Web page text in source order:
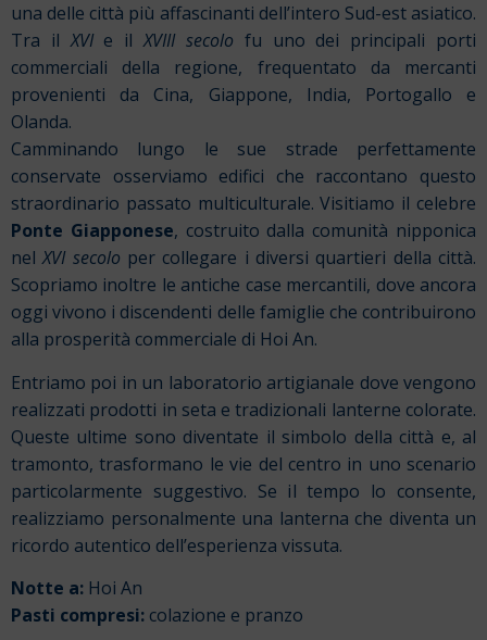
una delle città più affascinanti dell’intero Sud-est asiatico.
Tra ilXVIe ilXVIII secolo fu uno dei principali porti
commerciali della regione, frequentato da mercanti
provenienti da Cina, Giappone, India, Portogallo e
Olanda.
Camminando lungo le sue strade perfettamente
conservate osserviamo edifici che raccontano questo
straordinario passato multiculturale. Visitiamo il celebre
Ponte Giapponese, costruito dalla comunità nipponica
nelXVI secolo per collegare i diversi quartieri della città.
Scopriamo inoltre le antiche case mercantili, dove ancora
oggi vivono i discendenti delle famiglie che contribuirono
alla prosperità commerciale di Hoi An.
Entriamo poi in un laboratorio artigianale dove vengono
realizzati prodotti in seta e tradizionali lanterne colorate.
Queste ultime sono diventate il simbolo della città e, al
tramonto, trasformano le vie del centro in uno scenario
particolarmente suggestivo. Se il tempo lo consente,
realizziamo personalmente una lanterna che diventa un
ricordo autentico dell’esperienza vissuta.
Notte a: Hoi An
Pasti compresi: colazione e pranzo